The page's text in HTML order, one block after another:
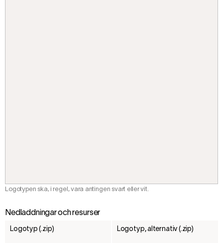
Logotypen ska, i regel, vara antingen svart eller vit.
Nedladdningar och resurser
Logotyp (.zip) Logotyp, alternativ (.zip)